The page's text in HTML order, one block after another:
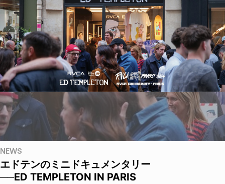
NEWS
エドテンのミニドキュメンタリー
──ED TEMPLETON IN PARIS